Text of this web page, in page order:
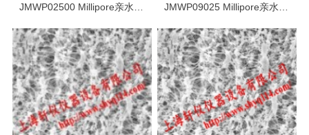
JMWP02500 Millipore亲水5um PTFE表面滤膜 JMWP09025 Millipore亲水5um PTFE表面滤膜